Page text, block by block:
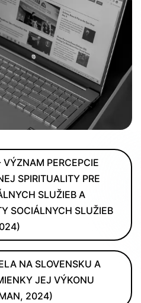
PERCEPCIE
SPIRITUALITY PRE
SLUŽIEB A
SOCIÁLNYCH SLUŽIEB
NA SLOVENSKU A
JEJ VÝKONU
2024)